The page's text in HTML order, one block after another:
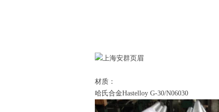
材质：
哈氏合金Hastelloy G-30/N06030